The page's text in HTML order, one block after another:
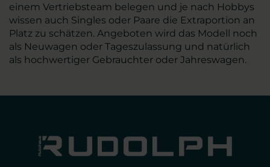
einem Vertriebsteam belegen und je nach Hobbys
wissen auch Singles oder Paare die Extraportion an
Platz zu schätzen. Angeboten wird das Modell noch
als Neuwagen oder Tageszulassung und natürlich
als hochwertiger Gebrauchter oder Jahreswagen.